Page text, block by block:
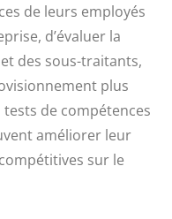
de leurs employés
d’évaluer la
des sous-traitants,
plus
de compétences
améliorer leur
sur le